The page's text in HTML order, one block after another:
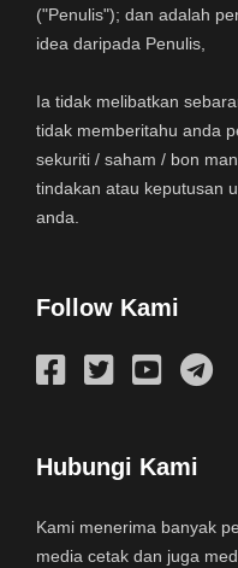
("Penulis"); dan adalah
idea daripada Penulis,
Ia tidak melibatkan
tidak memberitahu anda
sekuriti / saham / bon
tindakan atau keputusan
anda.
Follow Kami
Hubungi Kami
Kami menerima banyak
media cetak dan juga